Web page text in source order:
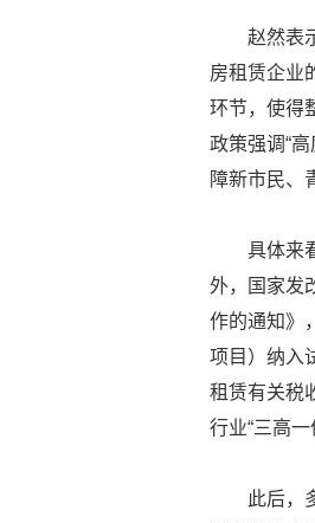
赵然表
房租赁企业
环节，使得
政策强调“
障新市民、
具体来
外，国家发
作的通知》
项目）纳入
租赁有关税
行业“三高一
此后，